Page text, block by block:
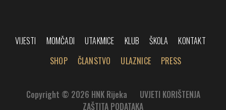
VIJESTI MOMČADI UTAKMICE KLUB ŠKOLA
KONTAKT
SHOP
ČLANSTVO ULAZNICE PRESS
Copyright © 2026 HNK Rijeka
UVJETI KORIŠTENJA
ZAŠTITA PODATAKA